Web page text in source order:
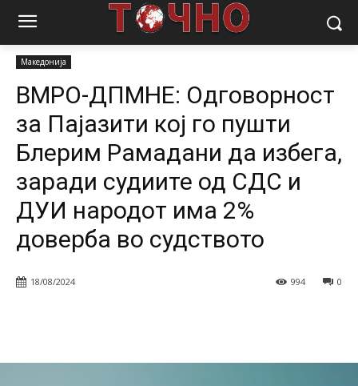
Почетна Македонија
ВМРО-ДПМНЕ: Одговорност за
Македонија
ВМРО-ДПМНЕ: Одговорност
за Пајазити кој го пушти
Блерим Рамадани да избега,
заради судиите од СДС и
ДУИ народот има 2%
доверба во судството
18/08/2024 0
994